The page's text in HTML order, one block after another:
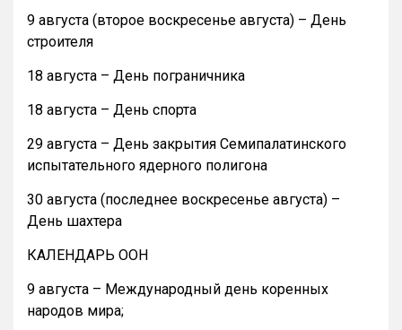
9 августа (второе воскресенье августа) – День
строителя
18 августа – День пограничника
18 августа – День спорта
29 августа – День закрытия Семипалатинского
испытательного ядерного полигона
30 августа (последнее воскресенье августа) –
День шахтера
КАЛЕНДАРЬ ООН
9 августа – Международный день коренных
народов мира;